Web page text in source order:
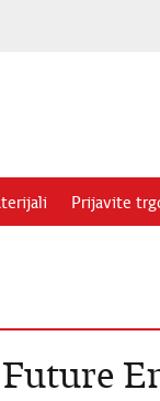
Prijavite